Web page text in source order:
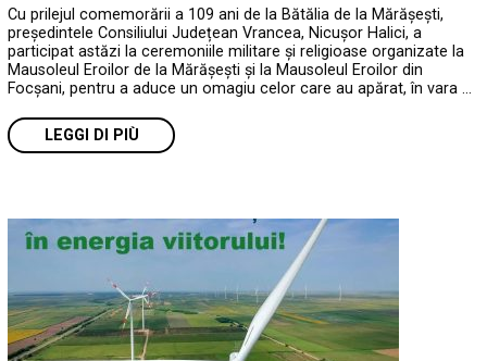
Cu prilejul comemorării a 109 ani de la Bătălia de la Mărășești,
președintele Consiliului Județean Vrancea, Nicușor Halici, a
participat astăzi la ceremoniile militare și religioase organizate la
Mausoleul Eroilor de la Mărășești și la Mausoleul Eroilor din
Focșani, pentru a aduce un omagiu celor care au apărat, în vara …
LEGGI DI PIÙ